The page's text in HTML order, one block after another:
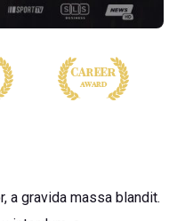
a gravida massa blandit.